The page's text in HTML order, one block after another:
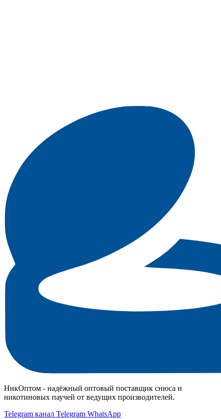
НикОптом - надёжный оптовый поставщик снюса и
никотиновых паучей от ведущих производителей.
Telegram канал Telegram WhatsApp